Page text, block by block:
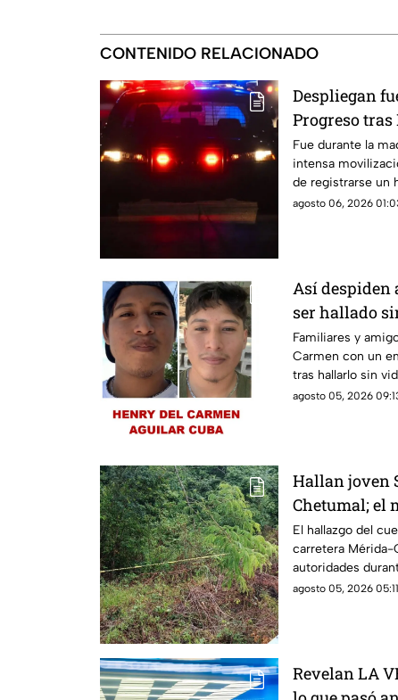
CONTENIDO RELACIONADO
Despliegan
Progreso tras
esto
Fue durante la
intensa
de registrarse un
vecinos.
agosto 06, 2026
Así despiden
ser hallado
Chetumal
Familiares y
Carmen con un
tras hallarlo sin
Chetumal.
agosto 05, 2026
Hallan joven
Chetumal; el
El hallazgo del
carretera Mérida-
autoridades
2026.
agosto 05, 2026
Revelan LA